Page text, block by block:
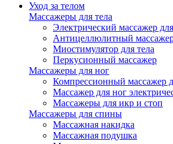
Уход за телом
Массажеры для тела
Электрический массажер
Антицеллюлитный
Миостимулятор для тела
Перкусионный массажер
Массажеры для ног
Компрессионный массажер
Массажер для ног
Массажеры для икр и стоп
Массажеры для спины
Массажная накидка
Массажная подушка